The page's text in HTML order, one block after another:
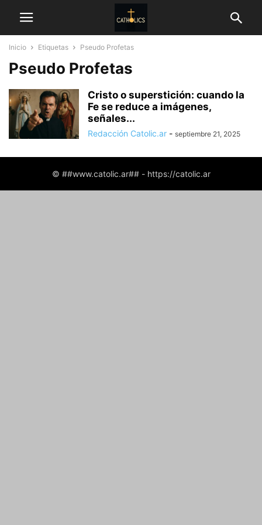
Inicio Etiquetas Pseudo Profetas
Pseudo Profetas
Cristo o superstición: cuando la
Fe se reduce a imágenes,
señales...
Redacción Catolic.ar - septiembre 21, 2025
© ##www.catolic.ar## - https://catolic.ar